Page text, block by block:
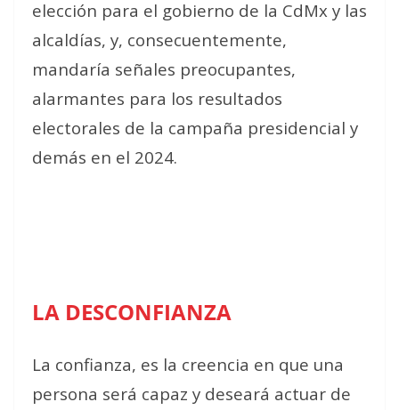
elección para el gobierno de la CdMx y las
alcaldías, y, consecuentemente,
mandaría señales preocupantes,
alarmantes para los resultados
electorales de la campaña presidencial y
demás en el 2024.
LA DESCONFIANZA
La confianza, es la creencia en que una
persona será capaz y deseará actuar de